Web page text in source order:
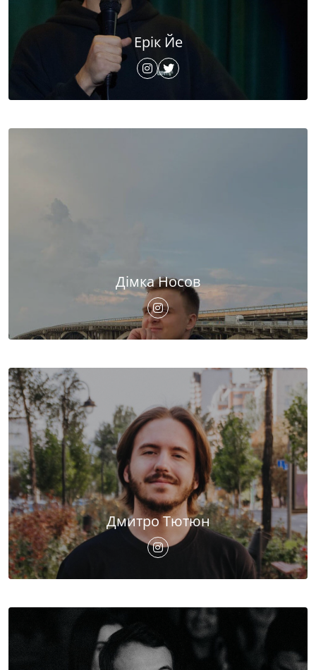
Ерік Йе
Дімка Носов
Дмитро Тютюн